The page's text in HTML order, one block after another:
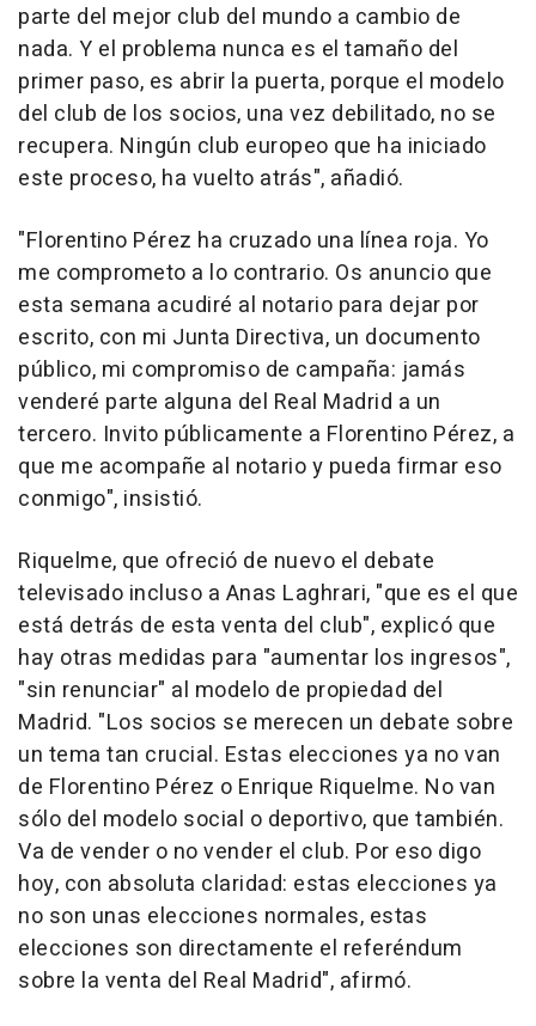
parte del mejor club del mundo a cambio de
nada. Y el problema nunca es el tamaño del
primer paso, es abrir la puerta, porque el modelo
del club de los socios, una vez debilitado, no se
recupera. Ningún club europeo que ha iniciado
este proceso, ha vuelto atrás", añadió.
"Florentino Pérez ha cruzado una línea roja. Yo
me comprometo a lo contrario. Os anuncio que
esta semana acudiré al notario para dejar por
escrito, con mi Junta Directiva, un documento
público, mi compromiso de campaña: jamás
venderé parte alguna del Real Madrid a un
tercero. Invito públicamente a Florentino Pérez, a
que me acompañe al notario y pueda firmar eso
conmigo", insistió.
Riquelme, que ofreció de nuevo el debate
televisado incluso a Anas Laghrari, "que es el que
está detrás de esta venta del club", explicó que
hay otras medidas para "aumentar los ingresos",
"sin renunciar" al modelo de propiedad del
Madrid. "Los socios se merecen un debate sobre
un tema tan crucial. Estas elecciones ya no van
de Florentino Pérez o Enrique Riquelme. No van
sólo del modelo social o deportivo, que también.
Va de vender o no vender el club. Por eso digo
hoy, con absoluta claridad: estas elecciones ya
no son unas elecciones normales, estas
elecciones son directamente el referéndum
sobre la venta del Real Madrid", afirmó.